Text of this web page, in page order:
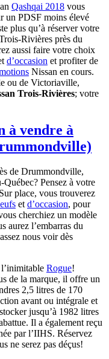
Qashqai 2018 vous
un PDSF moins élevé
plus qu’à réserver votre
Rivières près du
aussi faire votre choix
d’occasion et profiter de
Nissan en cours.
ou de Victoriaville,
Trois-Rivières; votre
à vendre à
de Drummondville,
Pensez à votre
place, vous trouverez
etd’occasion, pour
cherchiez un modèle
aurez l’embarras du
nous voir dès
Rogue!
de la marque, il offre un
2,5 litres de 170
avant ou intégrale et
jusqu’à 1982 litres
Il a également reçu
par l’IIHS. Réservez
ne serez pas déçus!